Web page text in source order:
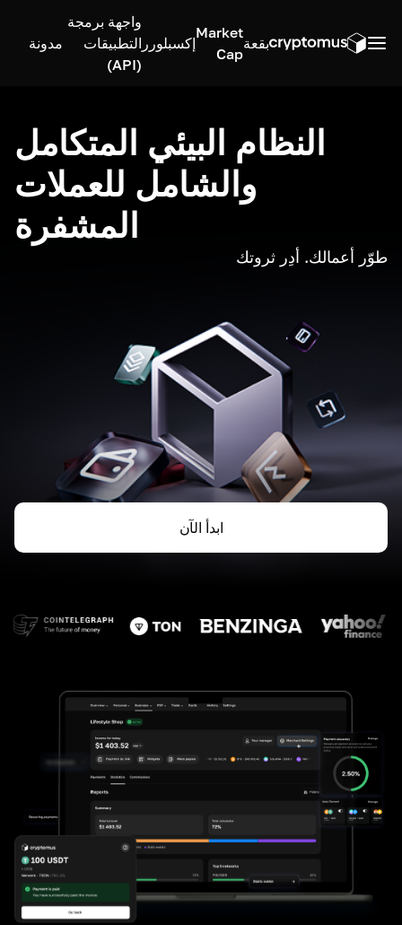
بقعة
Market
Cap
إكسبلورر
واجهة برمجة
التطبيقات
(API)
مدونة
النظام البيئي المتكامل
والشامل للعملات
المشفرة
طوّر أعمالك. أدِر ثروتك
ابدأ الآن